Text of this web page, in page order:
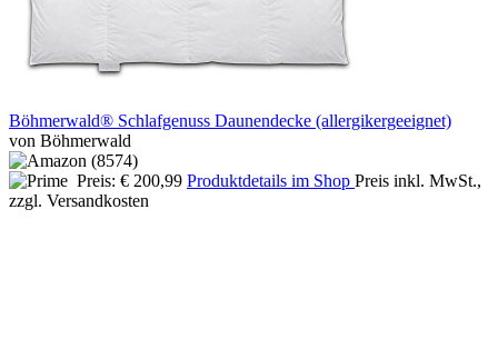
Böhmerwald® Schlafgenuss Daunendecke (allergikergeeignet)
von Böhmerwald
Preis: € 200,99 Produktdetails im Shop Preis inkl. MwSt.,
zzgl. Versandkosten